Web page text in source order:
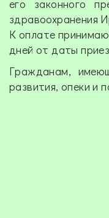
его законного
здравоохранения
К оплате
дней от даты
Гражданам,
развития, опеки и